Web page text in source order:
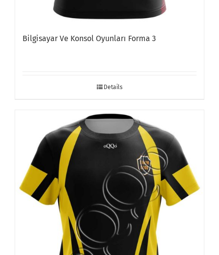
Bilgisayar Ve Konsol Oyunları Forma 3
Details